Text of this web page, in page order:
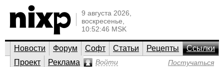
9 августа 2026,
воскресенье,
10:52:46 MSK
Новости Форум Софт Статьи Рецепты
Ссылки
Проект
Реклама Войти Постучаться